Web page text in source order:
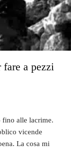
fare a pezzi
fino alle lacrime.
vicende
La cosa mi